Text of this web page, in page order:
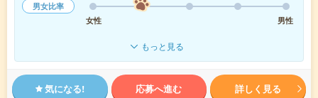
男女比率
女性
男性
もっと見る
気になる! 応募へ進む 詳しく見る